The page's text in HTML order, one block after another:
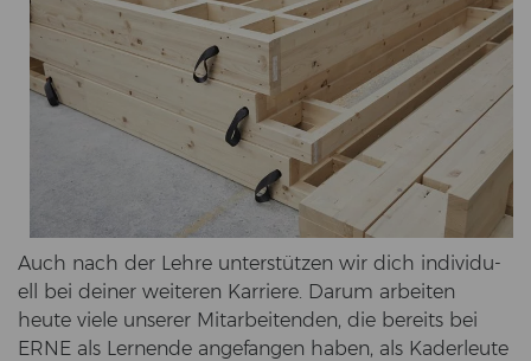
Auch nach der Lehre un­ter­stüt­zen wir dich in­di­vi­du­
ell bei dei­ner wei­te­ren Kar­rie­re. Darum ar­bei­ten
heute viele un­se­rer Mit­ar­bei­ten­den, die be­reits bei
ERNE als Ler­nen­de an­ge­fan­gen haben, als Ka­der­leu­te